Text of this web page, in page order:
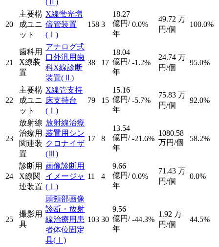
(Ⅱ)
20
主要構
成ユニ
ット
X線蛍光増
倍管装置
(Ⅰ)
158 3
18.27
億円/
年
0.0%
49.72 万
円/個
100.0%
21
歯科用
X線装
置
アナログ式
口外汎用歯
科X線診断
装置(Ⅱ)
38 17
18.04
億円/
年
-1.2%
24.74 万
円/個
95.0%
22
主要構
成ユニ
ット
X線管支持
床支持台
(Ⅰ)
79 15
15.16
億円/
年
-5.7%
75.83 万
円/個
92.0%
23
放射線
治療用
関連装
置
放射線治療
装置用シン
クロナイザ
(Ⅲ)
17 8
13.54
億円/
年
-21.6%
1080.58
万円/個
58.2%
24
診断用
X線関
連装置
画像診断用
イメージャ
(Ⅰ)
11 4
9.66
億円/
年
0.0%
71.43 万
円/個
0.0%
25
撮影用
具
頭頸部画像
診断・放射
線治療用患
者体位固定
具(Ⅰ)
103 30
9.56
億円/
年
-44.3%
1.92 万
円/個
44.5%